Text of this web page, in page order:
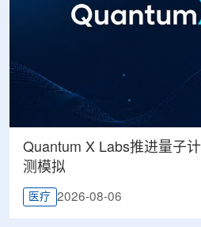
Quantum X Labs推进量子
测模拟
医疗 2026-08-06